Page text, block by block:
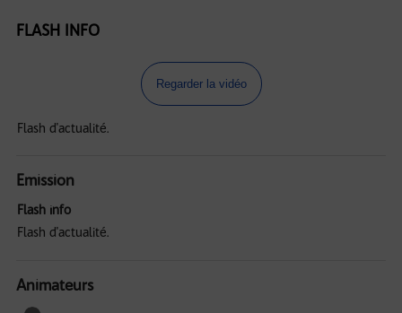
FLASH INFO
Regarder la vidéo
Flash d'actualité.
Emission
Flash info
Flash d'actualité.
Animateurs